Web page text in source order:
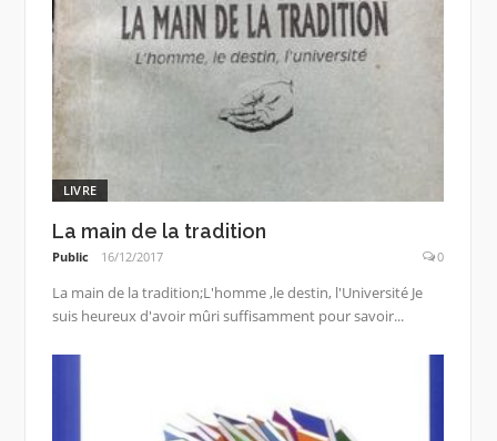
LIVRE
La main de la tradition
Public 16/12/2017 0
La main de la tradition;L'homme ,le destin, l'Université Je
suis heureux d'avoir mûri suffisamment pour savoir...